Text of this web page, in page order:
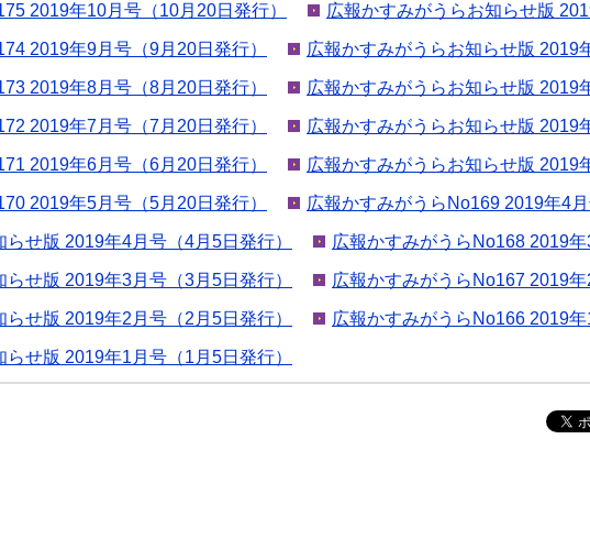
2019年10月号（10月20日発行） 広報かすみがうらお知らせ版
2019年9月号（9月20日発行） 広報かすみがうらお知らせ版 2019
2019年8月号（8月20日発行） 広報かすみがうらお知らせ版 2019
2019年7月号（7月20日発行） 広報かすみがうらお知らせ版 2019
2019年6月号（6月20日発行） 広報かすみがうらお知らせ版 2019
2019年5月号（5月20日発行） 広報かすみがうらNo169 2019年4月
せ版 2019年4月号（4月5日発行） 広報かすみがうらNo168 2019年
せ版 2019年3月号（3月5日発行） 広報かすみがうらNo167 2019年
せ版 2019年2月号（2月5日発行） 広報かすみがうらNo166 2019年
せ版 2019年1月号（1月5日発行）